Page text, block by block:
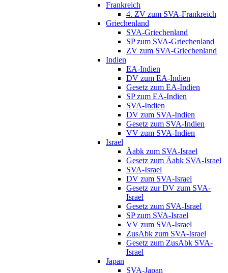
Frankreich
4. ZV zum SVA-Frankreich
Griechenland
SVA-Griechenland
SP zum SVA-Griechenland
ZV zum SVA-Griechenland
Indien
EA-Indien
DV zum EA-Indien
Gesetz zum EA-Indien
SP zum EA-Indien
SVA-Indien
DV zum SVA-Indien
Gesetz zum SVA-Indien
VV zum SVA-Indien
Israel
Äabk zum SVA-Israel
Gesetz zum Äabk SVA-Israel
SVA-Israel
DV zum SVA-Israel
Gesetz zur DV zum SVA-
Israel
Gesetz zum SVA-Israel
SP zum SVA-Israel
VV zum SVA-Israel
ZusAbk zum SVA-Israel
Gesetz zum ZusAbk SVA-
Israel
Japan
SVA-Japan